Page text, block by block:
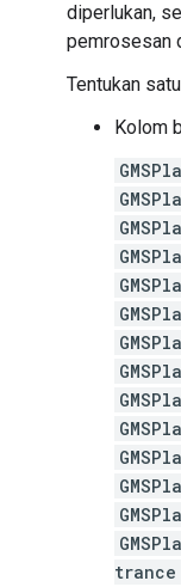
diperlukan,
pemrosesan
Tentukan
Kolom
trance